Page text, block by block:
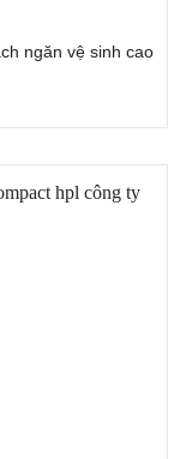
ngăn vệ sinh cao